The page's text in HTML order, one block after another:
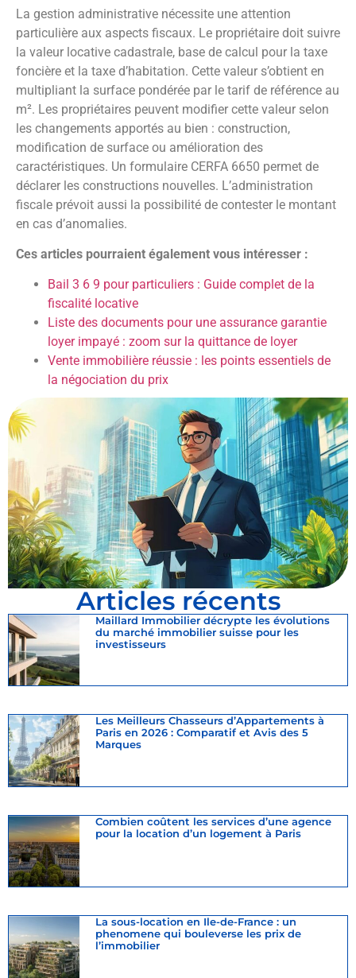
La gestion administrative nécessite une attention
particulière aux aspects fiscaux. Le propriétaire doit suivre
la valeur locative cadastrale, base de calcul pour la taxe
foncière et la taxe d’habitation. Cette valeur s’obtient en
multipliant la surface pondérée par le tarif de référence au
m². Les propriétaires peuvent modifier cette valeur selon
les changements apportés au bien : construction,
modification de surface ou amélioration des
caractéristiques. Un formulaire CERFA 6650 permet de
déclarer les constructions nouvelles. L’administration
fiscale prévoit aussi la possibilité de contester le montant
en cas d’anomalies.
Ces articles pourraient également vous intéresser :
Bail 3 6 9 pour particuliers : Guide complet de la
fiscalité locative
Liste des documents pour une assurance garantie
loyer impayé : zoom sur la quittance de loyer
Vente immobilière réussie : les points essentiels de
la négociation du prix
Articles récents
Maillard Immobilier décrypte les évolutions
du marché immobilier suisse pour les
investisseurs
Les Meilleurs Chasseurs d’Appartements à
Paris en 2026 : Comparatif et Avis des 5
Marques
Combien coûtent les services d’une agence
pour la location d’un logement à Paris
La sous-location en Ile-de-France : un
phenomene qui bouleverse les prix de
l’immobilier